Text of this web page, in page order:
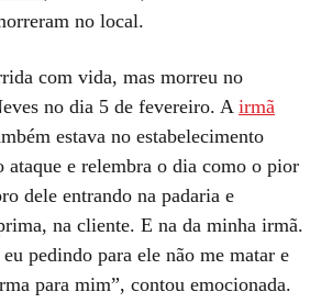
no local.
com vida, mas morreu no
no dia 5 de fevereiro. A irmã
estava no estabelecimento
ataque e relembra o dia como o pior
dele entrando na padaria e
na cliente. E na da minha irmã.
pedindo para ele não me matar e
para mim”, contou emocionada.